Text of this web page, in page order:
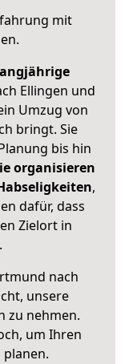
mit
.
Ellingen und
Umzug von
bringt. Sie
bis hin
organisieren
,
dafür, dass
Zielort in
nach
unsere
zu nehmen.
um Ihren
planen.